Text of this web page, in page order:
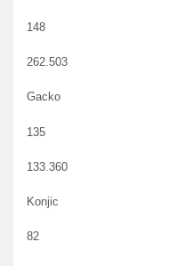
148
262.503
Gacko
135
133.360
Konjic
82